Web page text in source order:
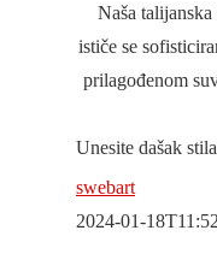
Naša
ističe se
prilagođenom
Unesite dašak
swebart
2024-01-